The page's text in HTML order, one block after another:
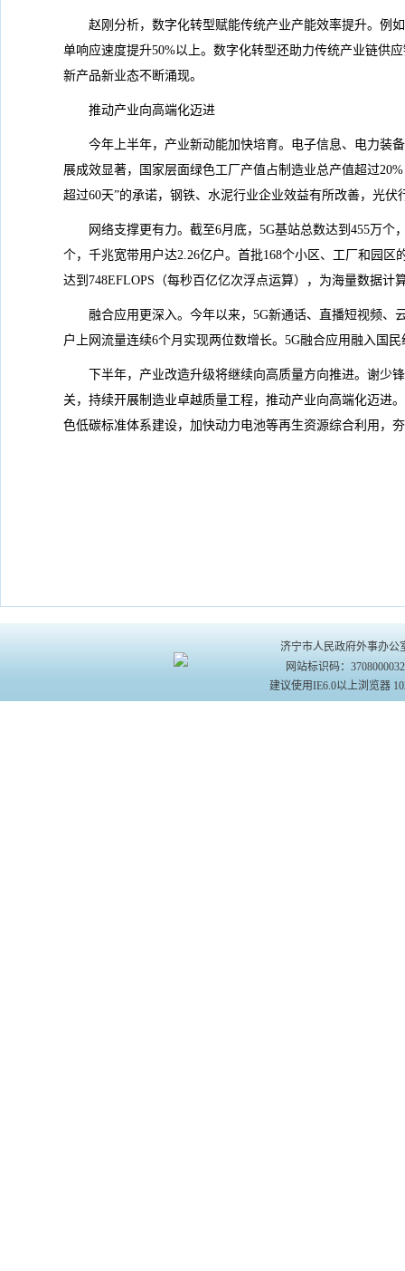
赵刚分析，数字化转型赋能传统产业产能效率提升。例
单响应速度提升50%以上。数字化转型还助力传统产业链供
新产品新业态不断涌现。
推动产业向高端化迈进
今年上半年，产业新动能加快培育。电子信息、电力装
展成效显著，国家层面绿色工厂产值占制造业总产值超过
超过60天”的承诺，钢铁、水泥行业企业效益有所改善，光伏
网络支撑更有力。截至6月底，5G基站总数达到455万
个，千兆宽带用户达2.26亿户。首批168个小区、工厂和园
达到748EFLOPS（每秒百亿亿次浮点运算），为海量数据计
融合应用更深入。今年以来，5G新通话、直播短视频
户上网流量连续6个月实现两位数增长。5G融合应用融入国
下半年，产业改造升级将继续向高质量方向推进。谢
关，持续开展制造业卓越质量工程，推动产业向高端化迈进
色低碳标准体系建设，加快动力电池等再生资源综合利用，
济宁市人民政府外事办公
网站标识码：
建议使用IE6.0以上浏览器